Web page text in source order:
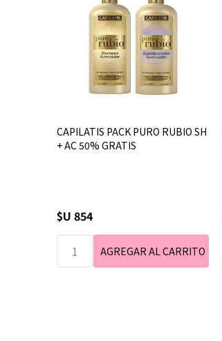
CAPILATIS PACK PURO RUBIO SH
+ AC 50% GRATIS
$U 854